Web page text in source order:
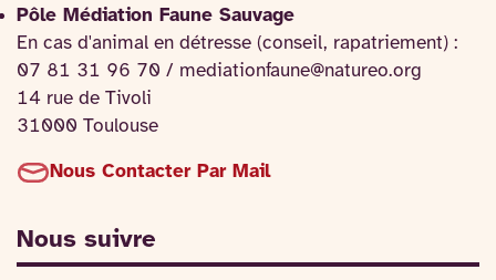
Pôle Médiation Faune Sauvage
En cas d'animal en détresse (conseil, rapatriement) :
07 81 31 96 70 / mediationfaune@natureo.org
14 rue de Tivoli
31000 Toulouse
Nous Contacter Par Mail
Nous suivre